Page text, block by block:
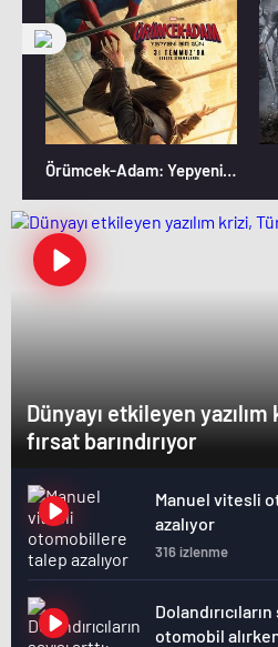
Örümcek-Adam: Yepyeni Bir Gün
Dünyayı etkileyen
fırsat barındırıyor
Manuel vitesli
azalıyor
316 izlenme
otomobil